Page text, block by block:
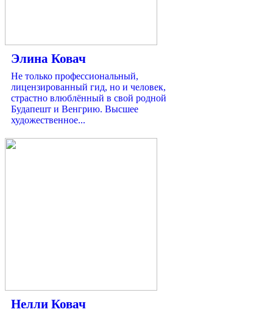
Элина Ковач
Не только профессиональный,
лицензированный гид, но и человек,
страстно влюблённый в свой родной
Будапешт и Венгрию. Высшее
художественное...
Нелли Ковач